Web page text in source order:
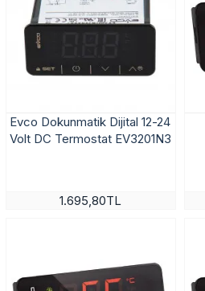
Evco Dokunmatik Dijital 12-24
Volt DC Termostat EV3201N3
1.695,80TL